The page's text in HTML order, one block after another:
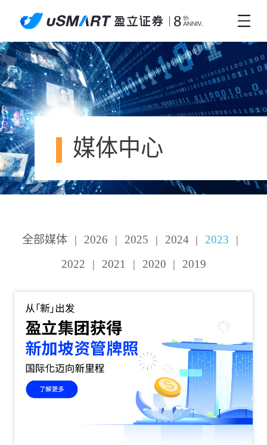
媒体中心
全部媒体 | 2026 | 2025 | 2024 | 2023
|
2022
| 2021 | 2020 | 2019